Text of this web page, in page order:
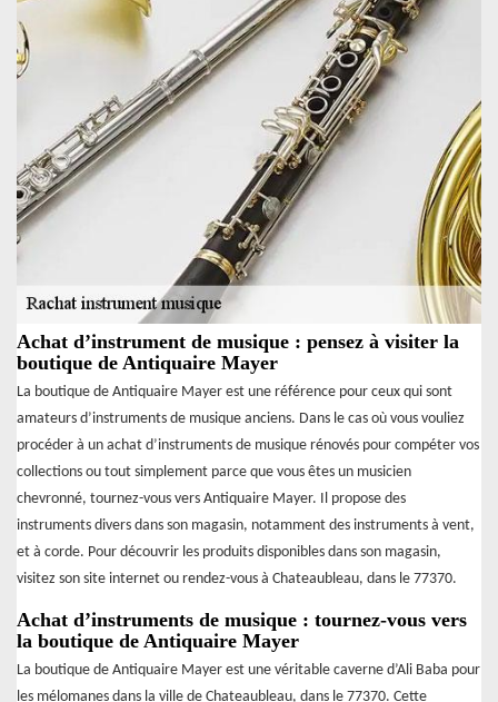
Achat d’instrument de musique : pensez à visiter la
boutique de Antiquaire Mayer
La boutique de Antiquaire Mayer est une référence pour ceux qui sont
amateurs d’instruments de musique anciens. Dans le cas où vous vouliez
procéder à un achat d’instruments de musique rénovés pour compéter vos
collections ou tout simplement parce que vous êtes un musicien
chevronné, tournez-vous vers Antiquaire Mayer. Il propose des
instruments divers dans son magasin, notamment des instruments à vent,
et à corde. Pour découvrir les produits disponibles dans son magasin,
visitez son site internet ou rendez-vous à Chateaubleau, dans le 77370.
Achat d’instruments de musique : tournez-vous vers
la boutique de Antiquaire Mayer
La boutique de Antiquaire Mayer est une véritable caverne d’Ali Baba pour
les mélomanes dans la ville de Chateaubleau, dans le 77370. Cette